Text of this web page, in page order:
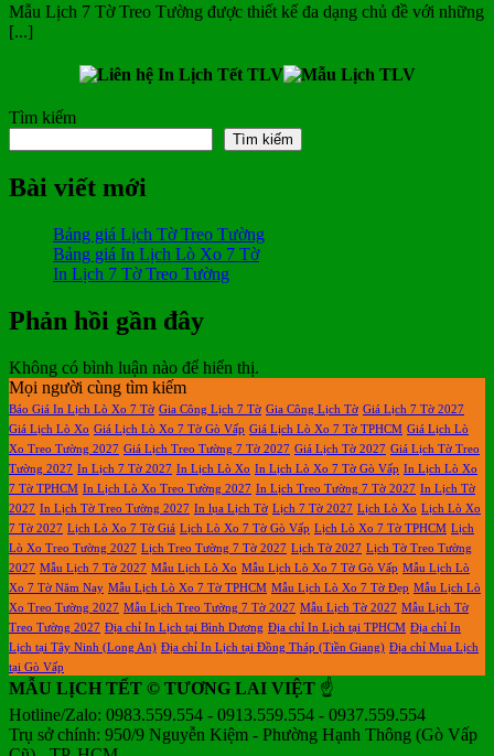
Mẫu Lịch 7 Tờ Treo Tường được thiết kế đa dạng chủ đề với những
[...]
Tìm kiếm
Tìm kiếm
Bài viết mới
Bảng giá Lịch Tờ Treo Tường
Bảng giá In Lịch Lò Xo 7 Tờ
In Lịch 7 Tờ Treo Tường
Phản hồi gần đây
Không có bình luận nào để hiển thị.
Mọi người cùng tìm kiếm
Báo Giá In Lịch Lò Xo 7 Tờ Gia Công Lịch 7 Tờ Gia Công Lịch Tờ Giá Lịch 7 Tờ 2027
Giá Lịch Lò Xo Giá Lịch Lò Xo 7 Tờ Gò Vấp Giá Lịch Lò Xo 7 Tờ TPHCM Giá Lịch Lò
Xo Treo Tường 2027 Giá Lịch Treo Tường 7 Tờ 2027 Giá Lịch Tờ 2027 Giá Lịch Tờ Treo
Tường 2027 In Lịch 7 Tờ 2027 In Lịch Lò Xo In Lịch Lò Xo 7 Tờ Gò Vấp In Lịch Lò Xo
7 Tờ TPHCM In Lịch Lò Xo Treo Tường 2027 In Lịch Treo Tường 7 Tờ 2027 In Lịch Tờ
2027 In Lịch Tờ Treo Tường 2027 In lụa Lịch Tờ Lịch 7 Tờ 2027 Lịch Lò Xo Lịch Lò Xo
7 Tờ 2027 Lịch Lò Xo 7 Tờ Giá Lịch Lò Xo 7 Tờ Gò Vấp Lịch Lò Xo 7 Tờ TPHCM Lịch
Lò Xo Treo Tường 2027 Lịch Treo Tường 7 Tờ 2027 Lịch Tờ 2027 Lịch Tờ Treo Tường
2027 Mẫu Lịch 7 Tờ 2027 Mẫu Lịch Lò Xo Mẫu Lịch Lò Xo 7 Tờ Gò Vấp Mẫu Lịch Lò
Xo 7 Tờ Năm Nay Mẫu Lịch Lò Xo 7 Tờ TPHCM Mẫu Lịch Lò Xo 7 Tờ Đẹp Mẫu Lịch Lò
Xo Treo Tường 2027 Mẫu Lịch Treo Tường 7 Tờ 2027 Mẫu Lịch Tờ 2027 Mẫu Lịch Tờ
Treo Tường 2027 Địa chỉ In Lịch tại Bình Dương Địa chỉ In Lịch tại TPHCM Địa chỉ In
Lịch tại Tây Ninh (Long An) Địa chỉ In Lịch tại Đồng Tháp (Tiền Giang) Địa chỉ Mua Lịch
tại Gò Vấp
MẪU LỊCH TẾT © TƯƠNG LAI VIỆT ☝️
Hotline/Zalo: 0983.559.554 - 0913.559.554 - 0937.559.554
Trụ sở chính: 950/9 Nguyễn Kiệm - Phường Hạnh Thông (Gò Vấp